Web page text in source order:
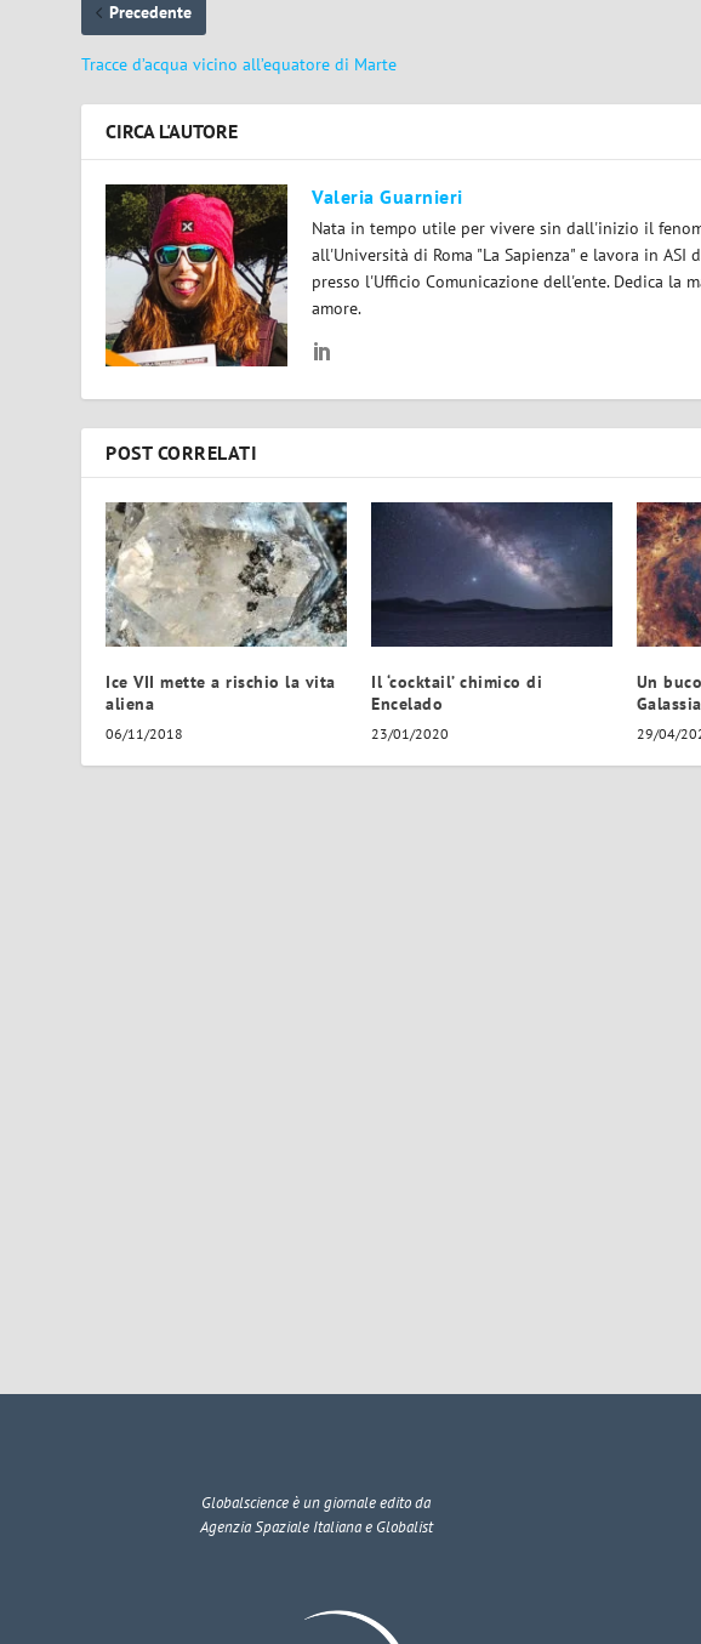
Precedente
Tracce d’acqua vicino all’equatore di Marte
CIRCA L'AUTORE
Valeria Guarnieri
Nata in tempo utile per vivere sin dall'inizio il
all'Università di Roma "La Sapienza" e lavora in
presso l'Ufficio Comunicazione dell'ente. Dedica la
amore.
POST CORRELATI
Ice VII mette a rischio la vita
aliena
06/11/2018
Il ‘cocktail’ chimico di
Encelado
23/01/2020
Un
29/04/
Globalscienceè un giornale edito da
Agenzia Spaziale Italiana e Globalist